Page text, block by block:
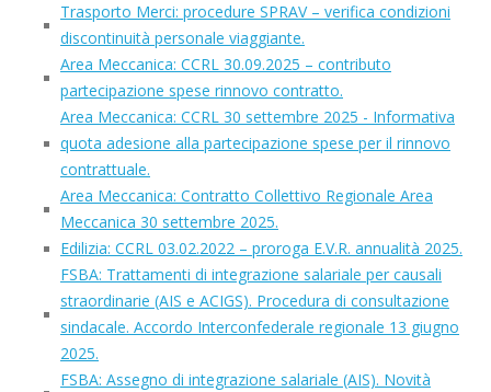
Trasporto Merci: procedure SPRAV – verifica condizioni
discontinuità personale viaggiante.
Area Meccanica: CCRL 30.09.2025 – contributo
partecipazione spese rinnovo contratto.
Area Meccanica: CCRL 30 settembre 2025 - Informativa
quota adesione alla partecipazione spese per il rinnovo
contrattuale.
Area Meccanica: Contratto Collettivo Regionale Area
Meccanica 30 settembre 2025.
Edilizia: CCRL 03.02.2022 – proroga E.V.R. annualità 2025.
FSBA: Trattamenti di integrazione salariale per causali
straordinarie (AIS e ACIGS). Procedura di consultazione
sindacale. Accordo Interconfederale regionale 13 giugno
2025.
FSBA: Assegno di integrazione salariale (AIS). Novità